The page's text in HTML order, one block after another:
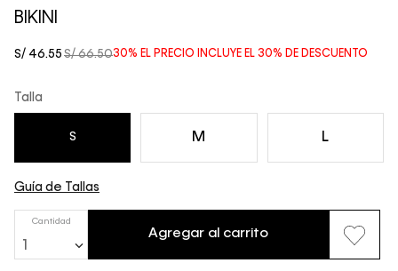
BIKINI
30% EL PRECIO INCLUYE EL 30% DE DESCUENTO
S/ 66.50
S/ 46.55
Talla
L
M
S
Guía de Tallas
Cantidad
Agregar al carrito